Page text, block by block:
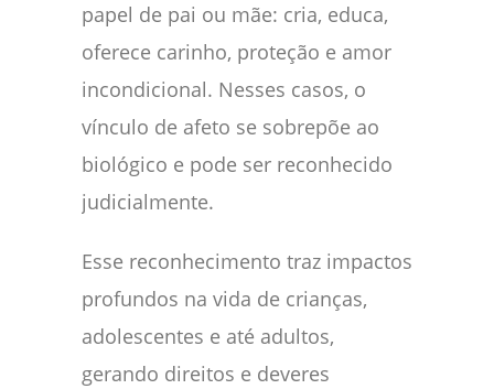
papel de pai ou mãe: cria, educa,
oferece carinho, proteção e amor
incondicional. Nesses casos, o
vínculo de afeto se sobrepõe ao
biológico e pode ser reconhecido
judicialmente.
Esse reconhecimento traz impactos
profundos na vida de crianças,
adolescentes e até adultos,
gerando direitos e deveres